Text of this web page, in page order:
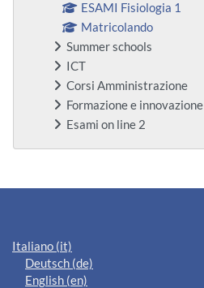
ESAMI Fisiologia 1
Matricolando
Summer schools
ICT
Corsi Amministrazione
Formazione e innovazione
Esami on line 2
Blocchi supplementari
Italiano ‎(it)‎
Deutsch ‎(de)‎
English ‎(en)‎